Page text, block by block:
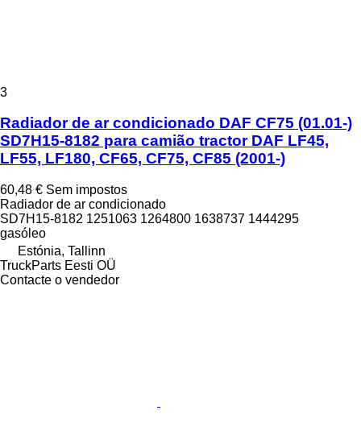
3
Radiador de ar condicionado DAF CF75 (01.01-)
SD7H15-8182 para camião tractor DAF LF45,
LF55, LF180, CF65, CF75, CF85 (2001-)
60,48 € Sem impostos
Radiador de ar condicionado
SD7H15-8182 1251063 1264800 1638737 1444295
gasóleo
Estónia, Tallinn
TruckParts Eesti OÜ
Contacte o vendedor